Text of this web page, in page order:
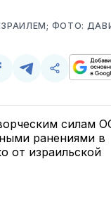
ФОТО:
Поделиться
Telegram
ссылкой
силам
ранениями в
от израильской